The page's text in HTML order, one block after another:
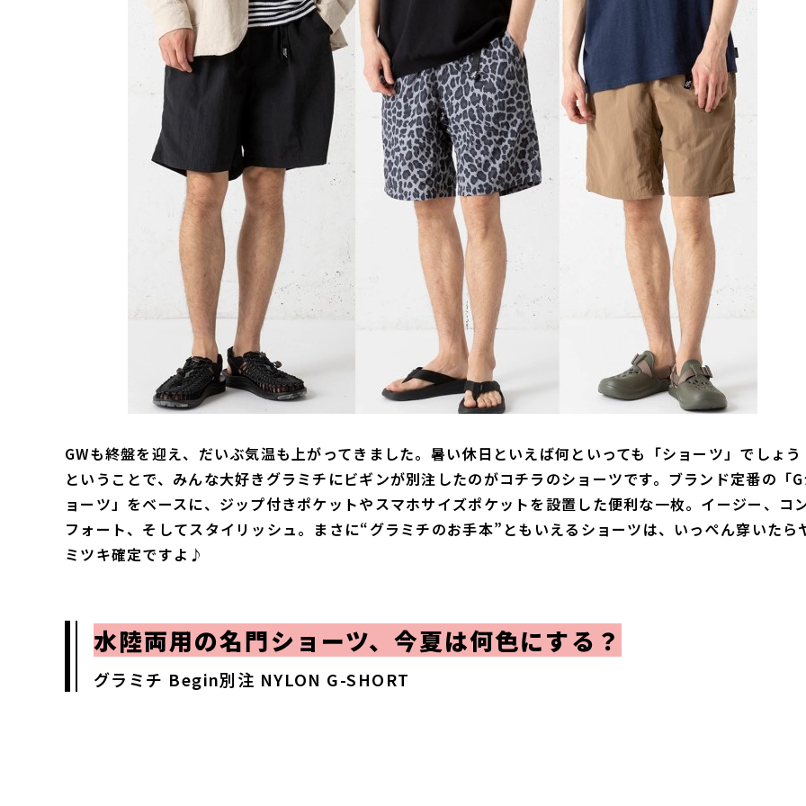
GWも終盤を迎え、だいぶ気温も上がってきました。暑い休日といえば何といっても「ショーツ」でしょう
ということで、みんな大好きグラミチにビギンが別注したのがコチラのショーツです。ブランド定番の「G
ョーツ」をベースに、ジップ付きポケットやスマホサイズポケットを設置した便利な一枚。イージー、コ
フォート、そしてスタイリッシュ。まさに“グラミチのお手本”ともいえるショーツは、いっぺん穿いたら
ミツキ確定ですよ♪
水陸両用の名門ショーツ、今夏は何色にする？
グラミチ Begin別注 NYLON G-SHORT